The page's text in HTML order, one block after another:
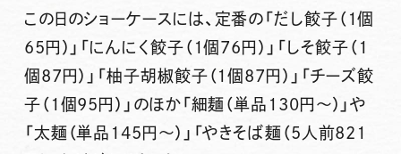
この日のショーケースには、 定番の「だし餃子（1個
65円）」「にんにく餃子（1個76円）」「しそ餃子（1
個87円）」「柚子胡椒餃子（1個87円）」「チーズ餃
子（1個95円）」 のほか 「細麺（単品130円～）」や
「太麺（単品145円～）」「やきそば麺（5人前821